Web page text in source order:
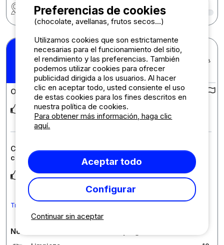
Región
/10
Andre P.
Publicado el 23/06/2026
Estancia : 13/06/2026 -
20/06/2026
Opiniones sobre el camping :
Nous avons passé un séjour formidable dans ce camping. La
piscine est très agréable, parfaitement e ... Leer más
Comentario sobre el alojamiento : Mobil-home
climatizado
Mobil home très propre .parfais pour 2 personnes
Traduce el comentario a Español
Notas detalladas sobre el camping
Continuar sin aceptar
Preferencias de cookies
(chocolate, avellanas, frutos secos...)
Utilizamos cookies que son estrictamente
necesarias para el funcionamiento del sitio,
el rendimiento y las preferencias. También
podemos utilizar cookies para ofrecer
publicidad dirigida a los usuarios. Al hacer
clic en aceptar todo, usted consiente el uso
de estas cookies para los fines descritos en
nuestra política de cookies.
Para obtener más información, haga clic
aquí.
Aceptar todo
Configurar